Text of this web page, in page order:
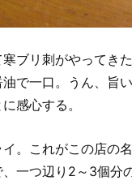
寒ブリ刺がやってき
で一口。うん、旨
感心する。
。これがこの店の
一つ辺り2～3個分